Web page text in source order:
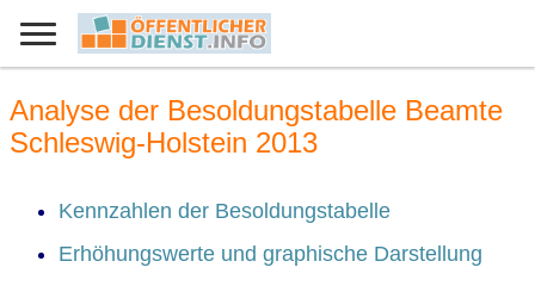
Analyse der Besoldungstabelle Beamte
Schleswig-Holstein 2013
Kennzahlen der Besoldungstabelle
Erhöhungswerte und graphische Darstellung